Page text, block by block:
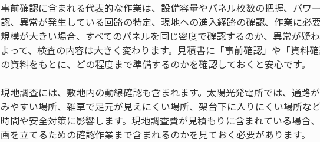
事前確認に含まれる代表的な作業は、設備容量やパネル枚数の把握、パワ
認、異常が発生している回路の特定、現地への進入経路の確認、作業に必
規模が大きい場合、すべてのパネルを同じ密度で確認するのか、異常が疑
よって、検査の内容は大きく変わります。見積書に「事前確認」や「資料
の資料をもとに、どの程度まで準備するのかを確認しておくと安心です。
現地調査には、敷地内の動線確認も含まれます。太陽光発電所では、通路
みやすい場所、雑草で足元が見えにくい場所、架台下に入りにくい場所な
時間や安全対策に影響します。現地調査費が見積もりに含まれている場合
画を立てるための確認作業まで含まれるのかを見ておく必要があります。